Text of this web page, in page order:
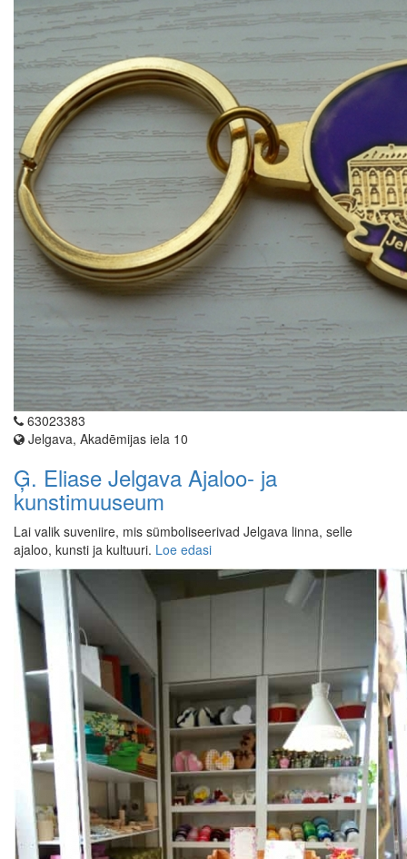
63023383
Jelgava, Akadēmijas iela 10
Ģ. Eliase Jelgava Ajaloo- ja
kunstimuuseum
Lai valik suveniire, mis sümboliseerivad Jelgava linna, selle
ajaloo, kunsti ja kultuuri. Loe edasi